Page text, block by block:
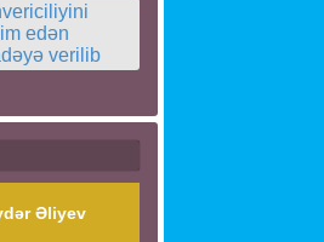
edən
verilib
Əliyev